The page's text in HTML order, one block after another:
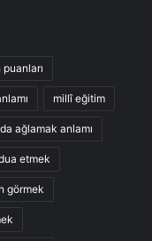
millî eğitim
ağlamak anlamı
etmek
görmek